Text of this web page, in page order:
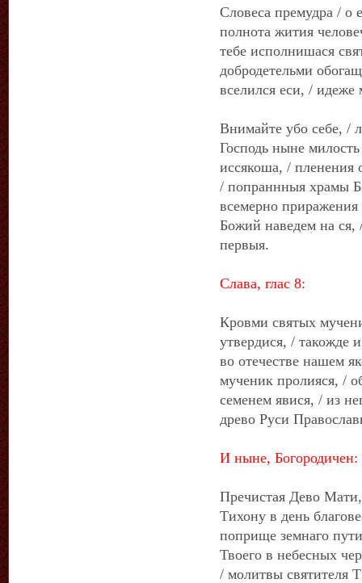
Словеса премудра / о
полнота жития
тебе исполнишася
добродетельми
вселился еси, /
Внимайте убо себе, /
Господь ныне
иссякоша, / пленения
/ попраннныя храмы
всемерно приражения
Божий наведем на ся,
первыя.
Слава, глас 8:
Кровми святых
утвердися, / такожде
во отечестве нашем
мученик пролияся, /
семенем явися, / из
древо Руси
И ныне, Богородичен:
Пречистая Дево
Тихону в день
поприще земнаго
Твоего в небесных
/ молитвы святителя